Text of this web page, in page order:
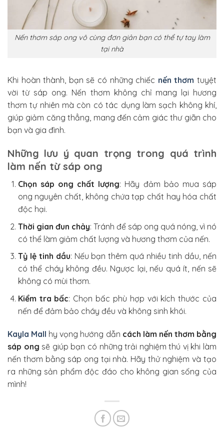
Nến thơm sáp ong vô cùng đơn giản bạn có thể tự tay làm
tại nhà
Khi hoàn thành, bạn sẽ có những chiếc nến thơm tuyệt
vời từ sáp ong. Nến thơm không chỉ mang lại hương
thơm tự nhiên mà còn có tác dụng làm sạch không khí,
giúp giảm căng thẳng, mang đến cảm giác thư giãn cho
bạn và gia đình.
Những lưu ý quan trọng trong quá trình
làm nến từ sáp ong
Chọn sáp ong chất lượng: Hãy đảm bảo mua sáp
ong nguyên chất, không chứa tạp chất hay hóa chất
độc hại.
Thời gian đun chảy: Tránh để sáp ong quá nóng, vì nó
có thể làm giảm chất lượng và hương thơm của nến.
Tỷ lệ tinh dầu: Nếu bạn thêm quá nhiều tinh dầu, nến
có thể cháy không đều. Ngược lại, nếu quá ít, nến sẽ
không có mùi thơm.
Kiểm tra bấc: Chọn bấc phù hợp với kích thước của
nến để đảm bảo cháy đều và không sinh khói.
Kayla Mall hy vọng hướng dẫn cách làm nến thơm bằng
sáp ong sẽ giúp bạn có những trải nghiệm thú vị khi làm
nến thơm bằng sáp ong tại nhà. Hãy thử nghiệm và tạo
ra những sản phẩm độc đáo cho không gian sống của
mình!